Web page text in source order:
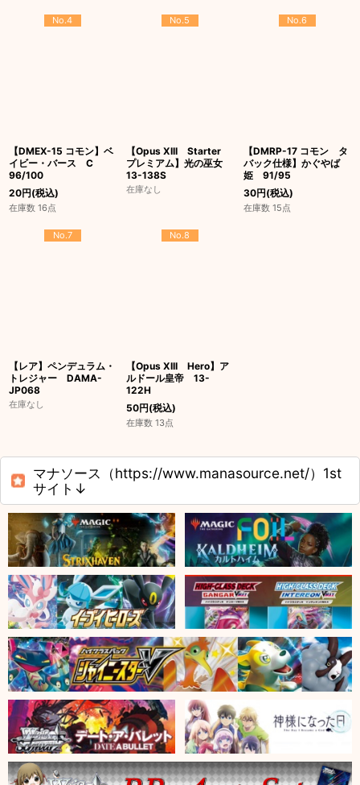
No.4
【DMEX-15 コモン】ベ
イビー・バース C
96/100
20円(税込)
在庫数 16点
No.5
【Opus XIII Starter
プレミアム】光の巫女
13-138S
在庫なし
No.6
【DMRP-17 コモン タ
バック仕様】かぐやば
姫 91/95
30円(税込)
在庫数 15点
No.7
【レア】ペンデュラム・
トレジャー DAMA-
JP068
在庫なし
No.8
【Opus XIII Hero】ア
ルドール皇帝 13-
122H
50円(税込)
在庫数 13点
マナソース（https://www.manasource.net/）1st
サイト↓